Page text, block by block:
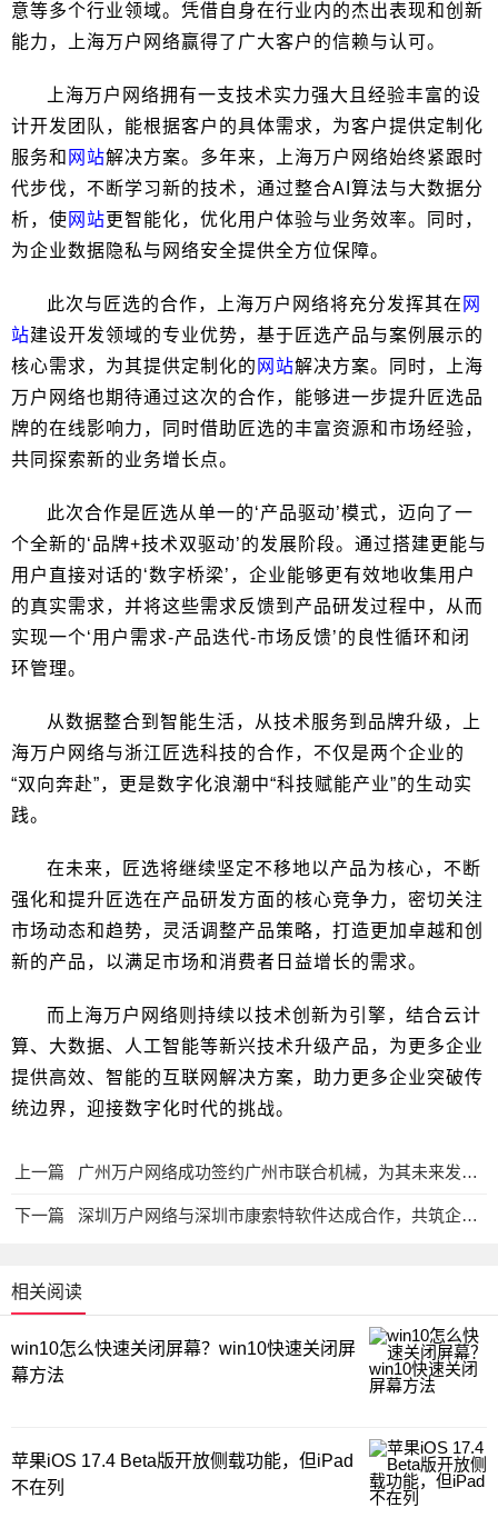
意等多个行业领域。凭借自身在行业内的杰出表现和创新
能力，上海万户网络赢得了广大客户的信赖与认可。
上海万户网络拥有一支技术实力强大且经验丰富的设
计开发团队，能根据客户的具体需求，为客户提供定制化
服务和 网站解决方案。多年来，上海万户网络始终紧跟时
代步伐，不断学习新的技术，通过整合AI算法与大数据分
析，使 网站更智能化，优化用户体验与业务效率。同时，
为企业数据隐私与网络安全提供全方位保障。
此次与匠选的合作，上海万户网络将充分发挥其在 网
站建设开发领域的专业优势，基于匠选产品与案例展示的
核心需求，为其提供定制化的 网站解决方案。同时，上海
万户网络也期待通过这次的合作，能够进一步提升匠选品
牌的在线影响力，同时借助匠选的丰富资源和市场经验，
共同探索新的业务增长点。
此次合作是匠选从单一的‘产品驱动’模式，迈向了一
个全新的‘品牌+技术双驱动’的发展阶段。通过搭建更能与
用户直接对话的‘数字桥梁’，企业能够更有效地收集用户
的真实需求，并将这些需求反馈到产品研发过程中，从而
实现一个‘用户需求-产品迭代-市场反馈’的良性循环和闭
环管理。
从数据整合到智能生活，从技术服务到品牌升级，上
海万户网络与浙江匠选科技的合作，不仅是两个企业的
“双向奔赴”，更是数字化浪潮中“科技赋能产业”的生动实
践。
在未来，匠选将继续坚定不移地以产品为核心，不断
强化和提升匠选在产品研发方面的核心竞争力，密切关注
市场动态和趋势，灵活调整产品策略，打造更加卓越和创
新的产品，以满足市场和消费者日益增长的需求。
而上海万户网络则持续以技术创新为引擎，结合云计
算、大数据、人工智能等新兴技术升级产品，为更多企业
提供高效、智能的互联网解决方案，助力更多企业突破传
统边界，迎接数字化时代的挑战。
上一篇 广州万户网络成功签约广州市联合机械，为其未来发展注入新活力
下一篇 深圳万户网络与深圳市康索特软件达成合作，共筑企业数字化新名片
相关阅读
win10怎么快速关闭屏幕？win10快速关闭屏
幕方法
苹果iOS 17.4 Beta版开放侧载功能，但iPad
不在列